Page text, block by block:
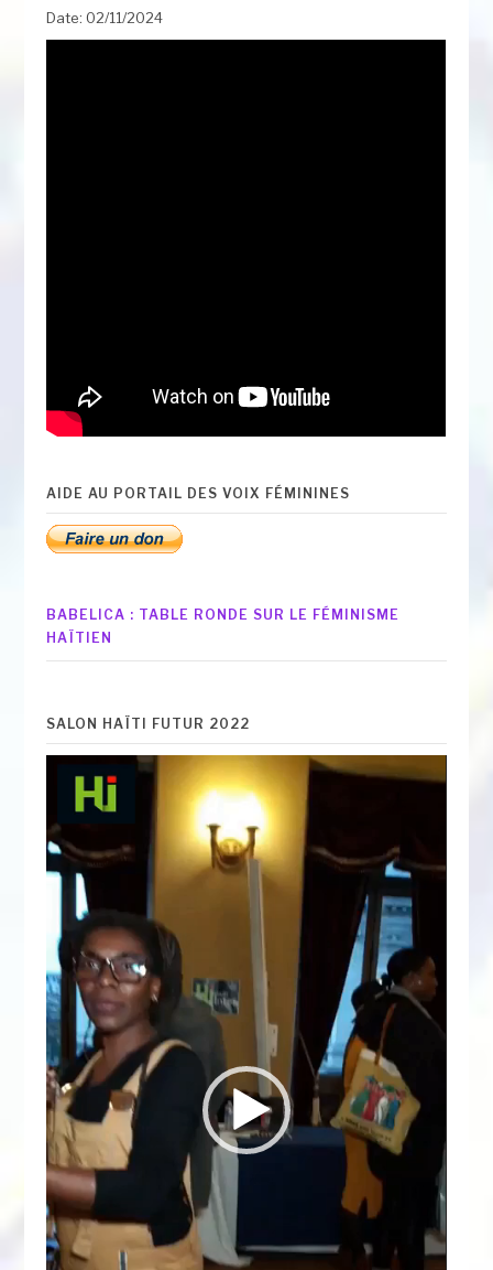
Date: 02/11/2024
AIDE AU PORTAIL DES VOIX FÉMININES
BABELICA : TABLE RONDE SUR LE FÉMINISME
HAÏTIEN
SALON HAÏTI FUTUR 2022